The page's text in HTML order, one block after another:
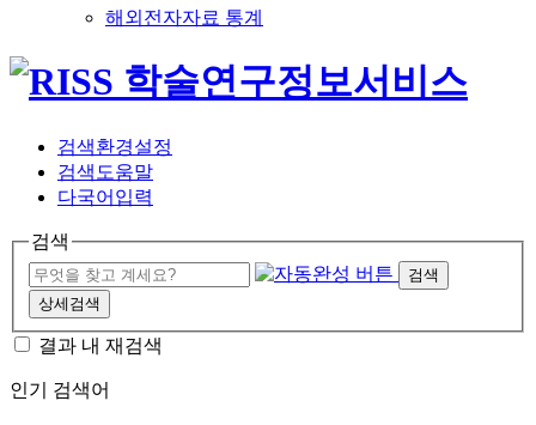
해외전자자료 통계
검색환경설정
검색도움말
다국어입력
검색
검색
상세검색
결과 내 재검색
인기 검색어